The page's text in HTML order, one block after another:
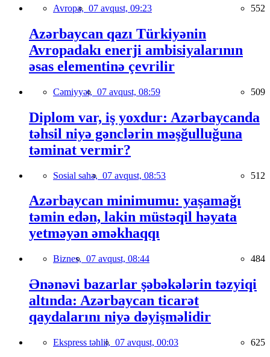
Avropa, 07 avqust, 09:23 552
Azərbaycan qazı Türkiyənin
Avropadakı enerji ambisiyalarının
əsas elementinə çevrilir
Cəmiyyət, 07 avqust, 08:59 509
Diplom var, iş yoxdur: Azərbaycanda
təhsil niyə gənclərin məşğulluğuna
təminat vermir?
Sosial sahə, 07 avqust, 08:53 512
Azərbaycan minimumu: yaşamağı
təmin edən, lakin müstəqil həyata
yetməyən əməkhaqqı
Biznes, 07 avqust, 08:44 484
Ənənəvi bazarlar şəbəkələrin təzyiqi
altında: Azərbaycan ticarət
qaydalarını niyə dəyişməlidir
Ekspress təhlil, 07 avqust, 00:03 625